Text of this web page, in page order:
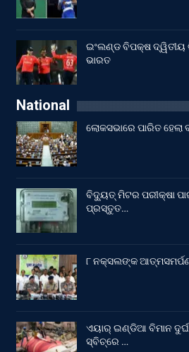
ଇଂଲଣ୍ଡ ବିପକ୍ଷ ଦ୍ୱିତୀୟ
ଭାରତ
National
ଲୋକସଭାରେ ପାରିତ
ବିଦ୍ୟୁତ୍ ମିଟର ପରୀକ୍ଷା
ପ୍ରସ୍ତୁତ…
୮ ନକ୍ସଲଙ୍କ
ଏୟାର୍ ଇଣ୍ଡିଆ ବିମାନ
ସ୍ବିଚ୍‌ରେ …